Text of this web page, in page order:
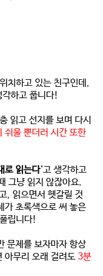
치하고 있는 친구인데,
각하고 풉니다!
읽고 선지를 보며 다시
쉬울 뿐더러 시간 또한
로 읽는다‘고 생각하고
그냥 읽지 않잖아요.
, 읽으면서 헷갈릴 것
가 초록색으로 써 놓은
립니다!
문제를 보자마자 항상
아무리 오래 걸려도 3분